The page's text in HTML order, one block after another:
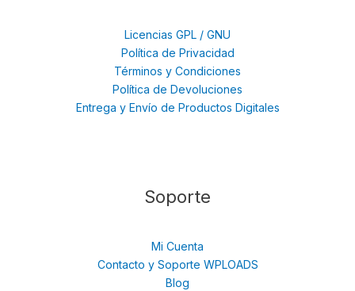
Licencias GPL / GNU
Política de Privacidad
Términos y Condiciones
Política de Devoluciones
Entrega y Envío de Productos Digitales
Soporte
Mi Cuenta
Contacto y Soporte WPLOADS
Blog